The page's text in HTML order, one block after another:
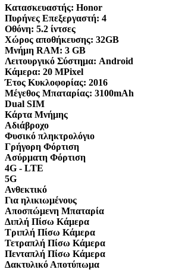
Κατασκευαστής: Honor
Πυρήνες Επεξεργαστή: 4
Οθόνη: 5.2 ίντσες
Χώρος αποθήκευσης: 32GB
Μνήμη RAM: 3 GB
Λειτουργικό Σύστημα: Android
Κάμερα: 20 MPixel
Έτος Κυκλοφορίας: 2016
Μέγεθος Μπαταρίας: 3100mAh
Dual SIM
Κάρτα Μνήμης
Αδιάβροχο
Φυσικό πληκτρολόγιο
Γρήγορη Φόρτιση
Ασύρματη Φόρτιση
4G - LTE
5G
Ανθεκτικό
Για ηλικιωμένους
Αποσπώμενη Μπαταρία
Διπλή Πίσω Κάμερα
Τριπλή Πίσω Κάμερα
Τετραπλή Πίσω Κάμερα
Πενταπλή Πίσω Κάμερα
Δακτυλικό Αποτύπωμα